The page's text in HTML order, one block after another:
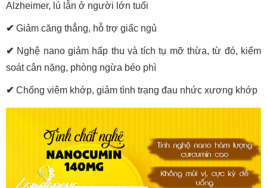
Alzheimer, lú lẫn ở người lớn tuổi
✔ Giảm căng thẳng, hỗ trợ giấc ngủ
✔ Nghệ nano giảm hấp thu và tích tụ mỡ thừa, từ đó, kiểm
soát cân nặng, phòng ngừa béo phì
✔ Chống viêm khớp, giảm tình trạng đau nhức xương khớp